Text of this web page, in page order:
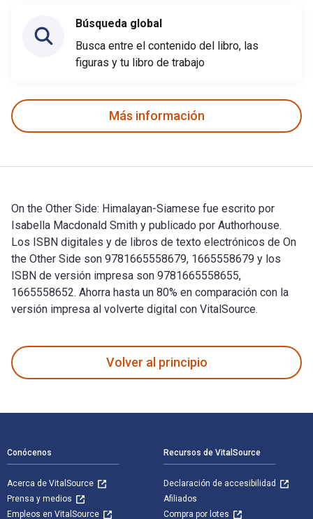
Búsqueda global
Busca entre el contenido del libro, las
figuras y tu libro de trabajo
Más información
On the Other Side: Himalayan-Siamese fue escrito por
Isabella Macdonald Smith y publicado por Authorhouse.
Los ISBN digitales y de libros de texto electrónicos de On
the Other Side son 9781665558679, 1665558679 y los
ISBN de versión impresa son 9781665558655,
1665558652. Ahorra hasta un 80% en comparación con la
versión impresa al volverte digital con VitalSource.
Volver al principio
Conócenos
Acerca de VitalSource
Prensa y medios
Empleos en VitalSource
Recursos de VitalSource
Declaración de accesibilidad
Afiliados
Compra por lotes